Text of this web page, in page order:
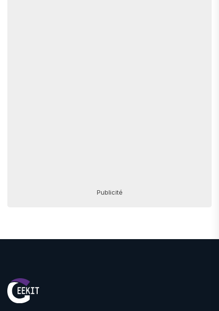
Publicité